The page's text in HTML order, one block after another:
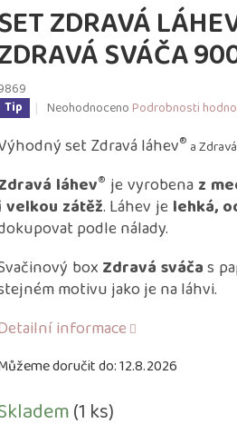
SET ZDRAVÁ
SVÁČA
Tip
Průměrné
produktu
je
0,0
z
5
hvězdiček.
NeohodnocenoPodrobnosti
(1 ks)
doručit do:12.8.2026
set Zdravá láhev® a
láhev® je vyrobena z
velkou zátěž. Láhev je lehká,
podle nálady.
box Zdravá sváčas
motivu jako je na láhvi.
informace